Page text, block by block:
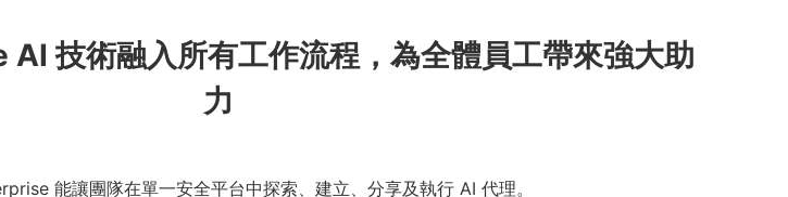
技術融入所有工作流程，為全體員工帶來強大助
力
能讓團隊在單一安全平台中探索、建立、分享及執行 AI 代理。